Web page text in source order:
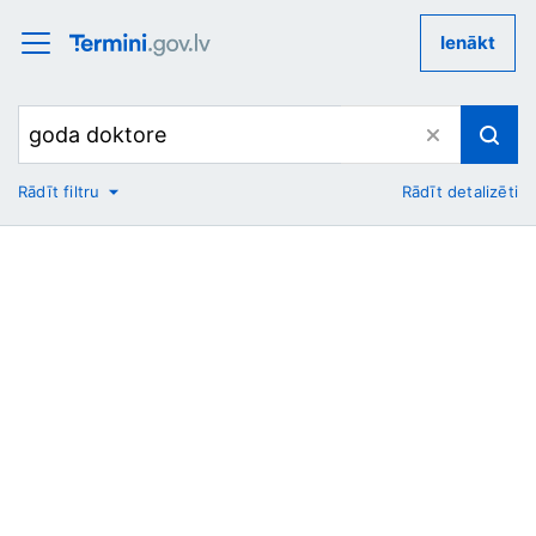
Ienākt
No
Rādīt filtru Rādīt detalizēti